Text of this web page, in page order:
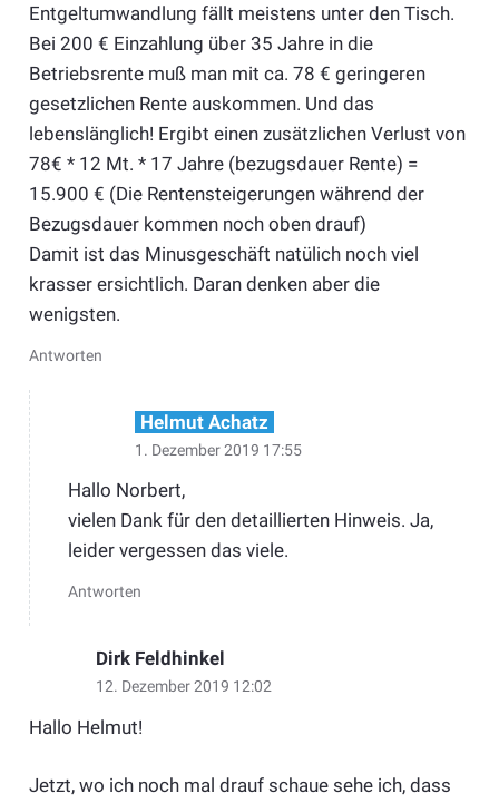
Entgeltumwandlung fällt meistens unter den Tisch.
Bei 200 € Einzahlung über 35 Jahre in die
Betriebsrente muß man mit ca. 78 € geringeren
gesetzlichen Rente auskommen. Und das
lebenslänglich! Ergibt einen zusätzlichen Verlust von
78€ * 12 Mt. * 17 Jahre (bezugsdauer Rente) =
15.900 € (Die Rentensteigerungen während der
Bezugsdauer kommen noch oben drauf)
Damit ist das Minusgeschäft natülich noch viel
krasser ersichtlich. Daran denken aber die
wenigsten.
Antworten
Helmut Achatz
1. Dezember 2019 17:55
Hallo Norbert,
vielen Dank für den detaillierten Hinweis. Ja,
leider vergessen das viele.
Antworten
Dirk Feldhinkel
12. Dezember 2019 12:02
Hallo Helmut!
Jetzt, wo ich noch mal drauf schaue sehe ich, dass